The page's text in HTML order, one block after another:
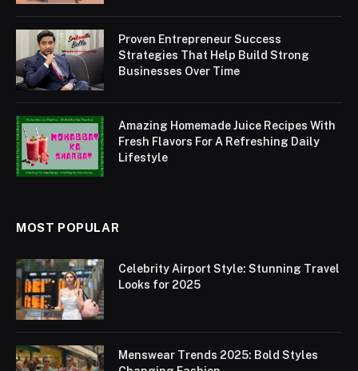
Proven Entrepreneur Success
Strategies That Help Build Strong
Businesses Over Time
Amazing Homemade Juice Recipes With
Fresh Flavors For A Refreshing Daily
Lifestyle
MOST POPULAR
Celebrity Airport Style: Stunning Travel
Looks for 2025
Menswear Trends 2025: Bold Styles